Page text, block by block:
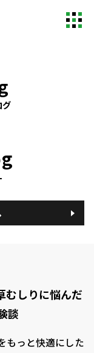
グ
むしりに悩んだ
談
もっと快適にした